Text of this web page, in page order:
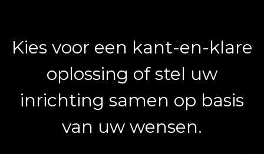
Kies voor een kant-en-klare
oplossing of stel uw
inrichting samen op basis
van uw wensen.